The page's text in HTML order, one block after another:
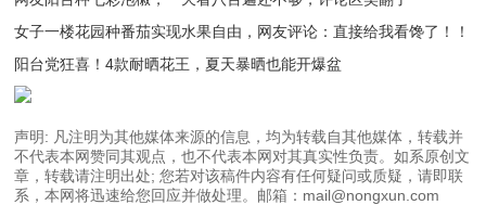
女子一楼花园种番茄实现水果自由，网友评论：直接给我看馋了！！
阳台党狂喜！4款耐晒花王，夏天暴晒也能开爆盆
声明: 凡注明为其他媒体来源的信息，均为转载自其他媒体，转载并
不代表本网赞同其观点，也不代表本网对其真实性负责。如系原创文
章，转载请注明出处; 您若对该稿件内容有任何疑问或质疑，请即联
系，本网将迅速给您回应并做处理。邮箱：mail@nongxun.com